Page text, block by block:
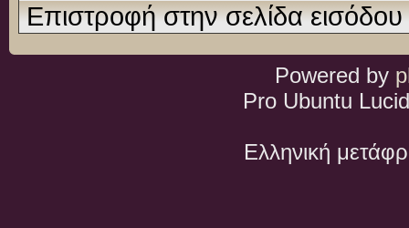
Επιστροφή στην σελίδα εισόδου
Powered by
Pro Ubuntu
Ελληνική